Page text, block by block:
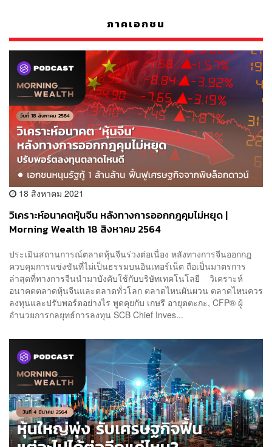
ภาคเอกชน
18 สิงหาคม 2021
วิเคราะห์อนาคตหุ้นจีน หลังทางการออกกฎคุมไม่หยุด |
Morning Wealth 18 สิงหาคม 2564
ประเมินสถานการณ์ตลาดหุ้นจีนร่วงต่อเนื่อง หลังทางการจีนออกกฎ
ควบคุมการแข่งขันที่ไม่เป็นธรรมบนอินเทอร์เน็ต ถือเป็นมาตรการ
ล่าสุดที่ทางการจีนนำมาบังคับใช้กับบริษัทเทคโนโลยี วิเคราะห์
อนาคตตลาดหุ้นจีนและตลาดทั่วโลก ตลาดไหนผันผวน ตลาดไหนควร
ลงทุนและปรับพอร์ตอย่างไร พูดคุยกับ เกษรี อายุตตะกะ, CFP® ผู้
อำนวยการกลยุทธ์การลงทุน SCB Chief Inves...